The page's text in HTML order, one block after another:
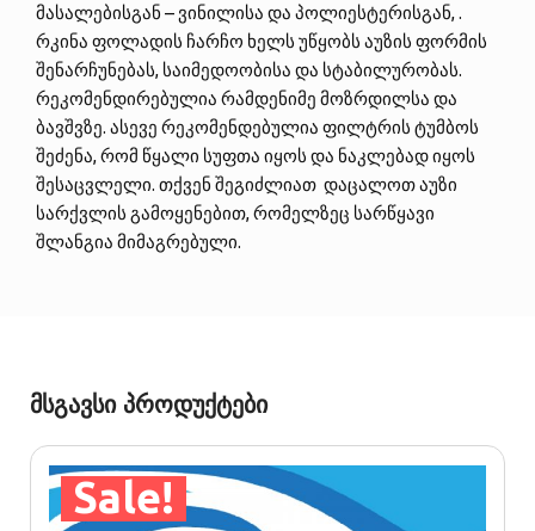
მასალებისგან – ვინილისა და პოლიესტერისგან, .
რკინა ფოლადის ჩარჩო ხელს უწყობს აუზის ფორმის
შენარჩუნებას, საიმედოობისა და სტაბილურობას.
რეკომენდირებულია რამდენიმე მოზრდილსა და
ბავშვზე. ასევე რეკომენდებულია ფილტრის ტუმბოს
შეძენა, რომ წყალი სუფთა იყოს და ნაკლებად იყოს
შესაცვლელი. თქვენ შეგიძლიათ დაცალოთ აუზი
სარქვლის გამოყენებით, რომელზეც სარწყავი
შლანგია მიმაგრებული.
მსგავსი პროდუქტები
Sale!